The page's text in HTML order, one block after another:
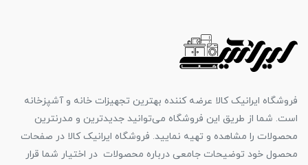
فروشگاه ایرانیک کالا عرضه کننده بهترین تجهیزات خانه و آشپزخانه
است. شما از طریق این فروشگاه می‌توانید جدیدترین و مدرنترین
محصولات را مشاهده و تهیه نمایید. فروشگاه ایرانیک کالا در صفحات
محصول خود توضیحات جامعی درباره محصولات در اختیار شما قرار